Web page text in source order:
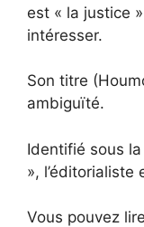
est « la justice
intéresser.
Son titre
ambiguïté.
Identifié sous
»,
Vous pouvez